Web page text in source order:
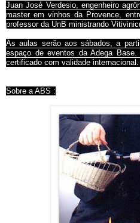
Juan José Verdesio, engenheiro
master em vinhos da Provence,
professor da UnB ministrando
As aulas serão aos sábados, a
espaço de eventos da Adega
certificado com validade
Sobre a ABS :